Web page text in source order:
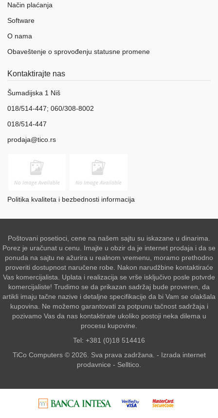
Način plaćanja
Software
O nama
Obaveštenje o sprovođenju statusne promene
Kontaktirajte nas
Šumadijska 1 Niš
018/514-447; 060/308-8002
018/514-447
prodaja@tico.rs
Politika kvaliteta i bezbednosti informacija
Poštovani posetioci, cene na našem sajtu su iskazane u dinarima.
Porez je uračunat u cenu. Imajte u obzir da je internet prodaja i da se
ponuda na sajtu ne ažurira u realnom vremenu, moramo prethodno
proveriti dostupnost naručene robe. Nakon narudžbine kontaktiraće
Vas komercijalista. Uplata i realizacija se vrše isključivo posle potvrde
komercijaliste! Trudimo se da prikazan sadržaj bude proveren, da
artikli imaju tačne nazive i detaljne specifikacije da bi Vam se olakšala
kupovina. Ne možemo garantovati za potpunu tačnost sadržaja i
pozivamo Vas da nas kontaktirate ukoliko postoji neka dilema u
procesu kupovine.
Tel: +381 (0)18 514416
TiCo Computers © 2026. Sva prava zadržana. - Izrada internet
prodavnice - Selltico.